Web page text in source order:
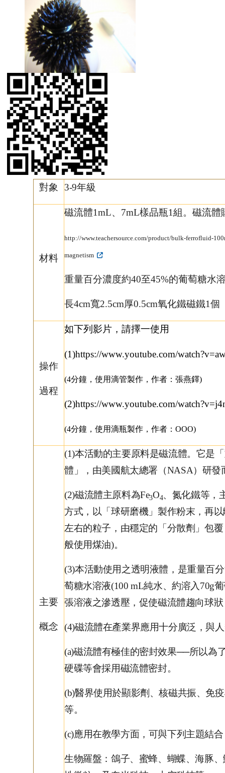
對象 3-9年級
材料
磁流體1mL、 7mL樣品瓶1組。磁流體
http://www.teachersource.com/product/bulk-ferrofluid-
magnetism
重量百分濃度約40至45%的葡萄糖水
長4cm寬2.5cm厚0.5cm氧化鐵磁鐵1個
操作
過程
如下列影片，請擇一使用
(1)https://www.youtube.com/
(4分鐘，使用滴管製作，作者：張燕鐸)
(2)https://www.youtube.com/
(4分鐘，使用滴瓶製作，作者：OOO)
主要
概念
(1)本活動的主要原料是磁流體。它是
體」，由美國航太總署（NASA）研發
(2)磁流體主原料為Fe3O4、氮化鐵等，
方式，以「球研磨機」製作粉末，再
左右的粒子，由穩定的「分散劑」包
般使用煤油)。
(3)本活動使用之透明液體，是重量百
萄糖水溶液(100 mL純水、約溶入70g
張溶液之滲透壓，促使磁流體趨向球
(4)磁流體在產業界應用十分廣泛，與
(a)磁流體有極佳的密封效果──所以為
硬碟等會採用磁流體密封。
(b)醫界使用於顯影劑、核磁共振、免
等。
(c)應用在教學方面，可與下列主題結
生物羅盤：鴿子、蜜蜂、蝴蝶、海豚